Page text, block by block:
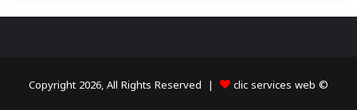
© Copyright 2026, All Rights Reserved |
clic services web